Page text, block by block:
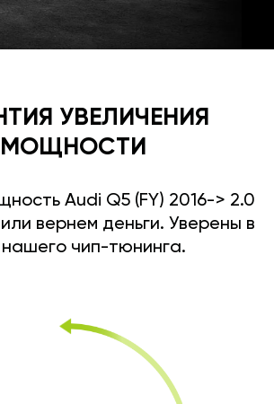
УВЕЛИЧЕНИЯ
МОЩНОСТИ
Audi Q5 (FY) 2016-> 2.0
или вернем деньги. Уверены в
нашего чип-тюнинга.